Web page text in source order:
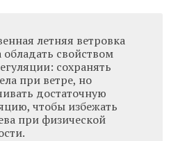
летняя ветровка
свойством
сохранять
при ветре, но
достаточную
чтобы избежать
при физической